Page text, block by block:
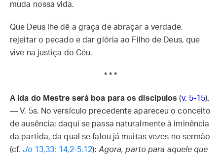
muda nossa vida.
Que Deus lhe dê a graça de abraçar a verdade,
rejeitar o pecado e dar glória ao Filho de Deus, que
vive na justiça do Céu.
* * *
A ida do Mestre será boa para os discípulos (v. 5-15).
— V. 5s. No versículo precedente apareceu o conceito
de ausência; daqui se passa naturalmente à iminência
da partida, da qual se falou já muitas vezes no sermão
(cf. Jo13,33; 14,2-5.12): Agora, parto para aquele que